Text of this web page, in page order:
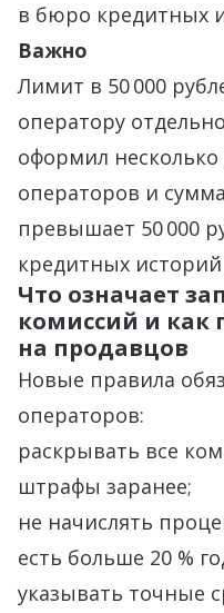
в бюро кредитных
Важно
Лимит в 50 000
оператору
оформил
операторов и
превышает 50 000
кредитных
Что означает
комиссий и как
на продавцов
Новые правила
операторов:
раскрывать все
штрафы заранее;
не начислять
есть больше 20 %
указывать точные